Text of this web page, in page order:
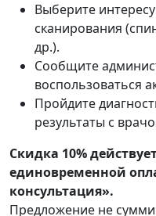
Выберите
сканирования
др.).
Сообщите
воспользоваться
Пройдите
результаты с
Скидка 10%
единовременной
консультация».
Предложение не